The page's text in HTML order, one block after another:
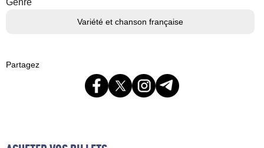
Variété et chanson française
Partagez